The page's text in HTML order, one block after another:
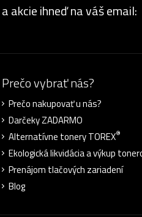
akcie ihneď na váš email:
Prečo vybrať nás?
Prečo nakupovať u nás?
Darčeky ZADARMO
Alternatívne tonery TOREX®
Ekologická likvidácia a výkup
Prenájom tlačových zariadení
Blog